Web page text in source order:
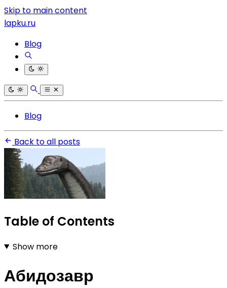
Skip to main content
lapku.ru
Blog
Blog
Back to all posts
Table of Contents
Show more
Абидозавр